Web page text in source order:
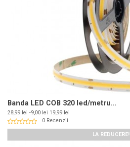
Banda LED COB 320 led/metru...
Pret
de
baza
28,99 lei -9,00 lei Pret
19,99 lei
0 Recenzii
LA REDUCERE!